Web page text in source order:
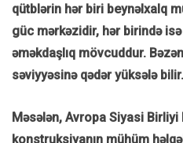
qütblərin hər biri beynəlxalq
güc mərkəzidir, hər birində
əməkdaşlıq mövcuddur.
səviyyəsinə qədər yüksələ bilir.
Məsələn, Avropa Siyasi
konstruksiyanın mühüm